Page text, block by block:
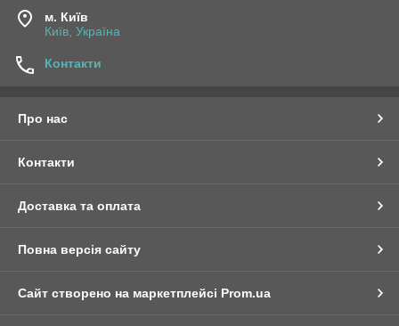
м. Київ
Київ, Україна
Контакти
Про нас
Контакти
Доставка та оплата
Повна версія сайту
Сайт створено на маркетплейсі Prom.ua